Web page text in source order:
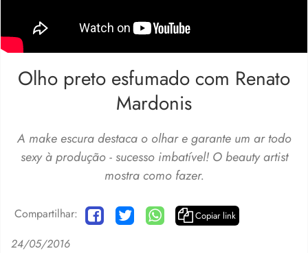
Olho preto esfumado com Renato
Mardonis
A make escura destaca o olhar e garante um ar todo
sexy à produção - sucesso imbatível! O beauty artist
mostra como fazer.
Compartilhar: Copiar link
24/05/2016